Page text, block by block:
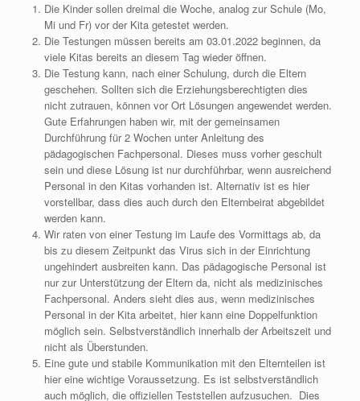
Die Kinder sollen dreimal die Woche, analog zur Schule (Mo,
Mi und Fr) vor der Kita getestet werden.
Die Testungen müssen bereits am 03.01.2022 beginnen, da
viele Kitas bereits an diesem Tag wieder öffnen.
Die Testung kann, nach einer Schulung, durch die Eltern
geschehen. Sollten sich die Erziehungsberechtigten dies
nicht zutrauen, können vor Ort Lösungen angewendet werden.
Gute Erfahrungen haben wir, mit der gemeinsamen
Durchführung für 2 Wochen unter Anleitung des
pädagogischen Fachpersonal. Dieses muss vorher geschult
sein und diese Lösung ist nur durchführbar, wenn ausreichend
Personal in den Kitas vorhanden ist. Alternativ ist es hier
vorstellbar, dass dies auch durch den Elternbeirat abgebildet
werden kann.
Wir raten von einer Testung im Laufe des Vormittags ab, da
bis zu diesem Zeitpunkt das Virus sich in der Einrichtung
ungehindert ausbreiten kann. Das pädagogische Personal ist
nur zur Unterstützung der Eltern da, nicht als medizinisches
Fachpersonal. Anders sieht dies aus, wenn medizinisches
Personal in der Kita arbeitet, hier kann eine Doppelfunktion
möglich sein. Selbstverständlich innerhalb der Arbeitszeit und
nicht als Überstunden.
Eine gute und stabile Kommunikation mit den Elternteilen ist
hier eine wichtige Voraussetzung. Es ist selbstverständlich
auch möglich, die offiziellen Teststellen aufzusuchen. Dies